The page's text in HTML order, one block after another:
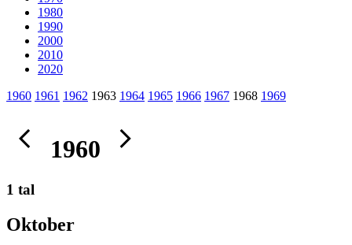
1980
1990
2000
2010
2020
1960 1961 1962 1963 1964 1965 1966 1967 1968 1969
1960
1 tal
Oktober